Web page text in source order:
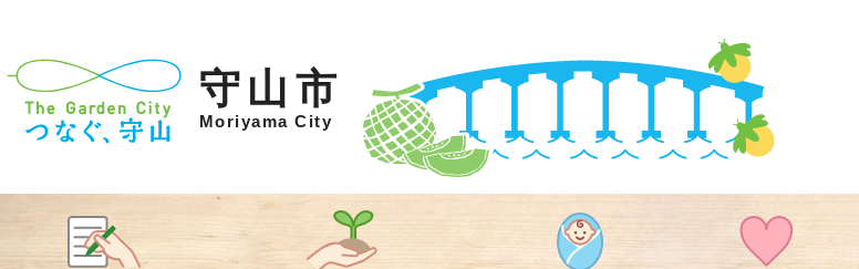
守山市
Moriyama City